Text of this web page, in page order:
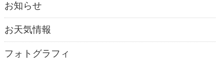
お知らせ
お天気情報
フォトグラフィ